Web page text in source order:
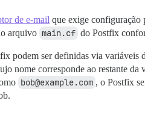
de e-mail que exige configuração
arquivo main.cf do Postfix
podem ser definidas via
nome corresponde ao restante
bob@example.com , o Postfix